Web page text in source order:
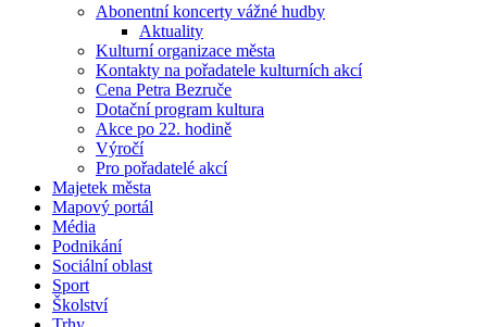
Abonentní koncerty vážné hudby
Aktuality
Kulturní organizace města
Kontakty na pořadatele kulturních akcí
Cena Petra Bezruče
Dotační program kultura
Akce po 22. hodině
Výročí
Pro pořadatelé akcí
Majetek města
Mapový portál
Média
Podnikání
Sociální oblast
Sport
Školství